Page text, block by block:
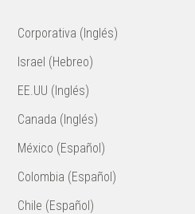
Corporativa (Inglés)
Israel (Hebreo)
EE.UU (Inglés)
Canada (Inglés)
México (Español)
Colombia (Español)
Chile (Español)